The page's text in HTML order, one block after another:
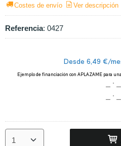
Costes de envío Ver descripción
Referencia: 0427